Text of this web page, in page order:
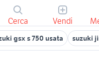
Cerca Vendi
gsx s 750 usata suzuki